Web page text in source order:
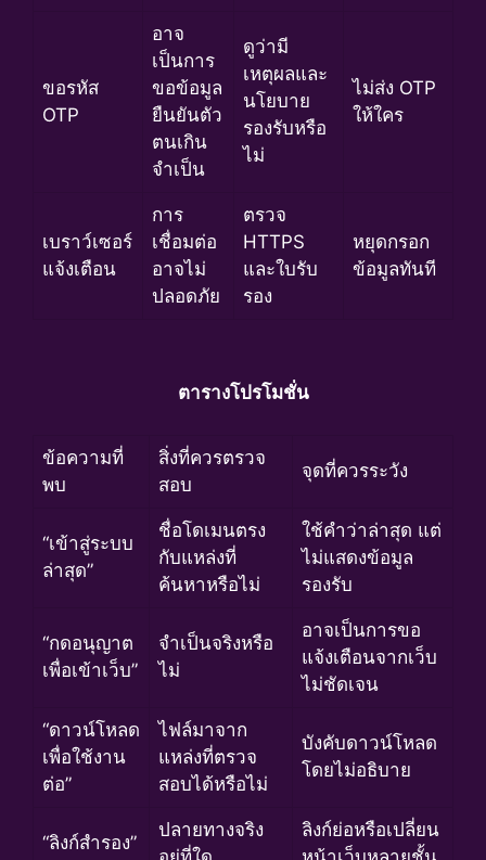
ขอรหัส
OTP
อาจ
เป็นการ
ขอข้อมูล
ยืนยันตัว
ตนเกิน
จำเป็น
ดูว่ามี
เหตุผลและ
นโยบาย
รองรับหรือ
ไม่
ไม่ส่ง OTP
ให้ใคร
เบราว์เซอร์
แจ้งเตือน
การ
เชื่อมต่อ
อาจไม่
ปลอดภัย
ตรวจ
HTTPS
และใบรับ
รอง
หยุดกรอก
ข้อมูลทันที
ตารางโปรโมชั่น
ข้อความที่
พบ
สิ่งที่ควรตรวจ
สอบ
จุดที่ควรระวัง
“เข้าสู่ระบบ
ล่าสุด”
ชื่อโดเมนตรง
กับแหล่งที่
ค้นหาหรือไม่
ใช้คำว่าล่าสุด แต่
ไม่แสดงข้อมูล
รองรับ
“กดอนุญาต
เพื่อเข้าเว็บ”
จำเป็นจริงหรือ
ไม่
อาจเป็นการขอ
แจ้งเตือนจากเว็บ
ไม่ชัดเจน
“ดาวน์โหลด
เพื่อใช้งาน
ต่อ”
ไฟล์มาจาก
แหล่งที่ตรวจ
สอบได้หรือไม่
บังคับดาวน์โหลด
โดยไม่อธิบาย
“ลิงก์สำรอง”
ปลายทางจริง
ลิงก์ย่อหรือเปลี่ยน